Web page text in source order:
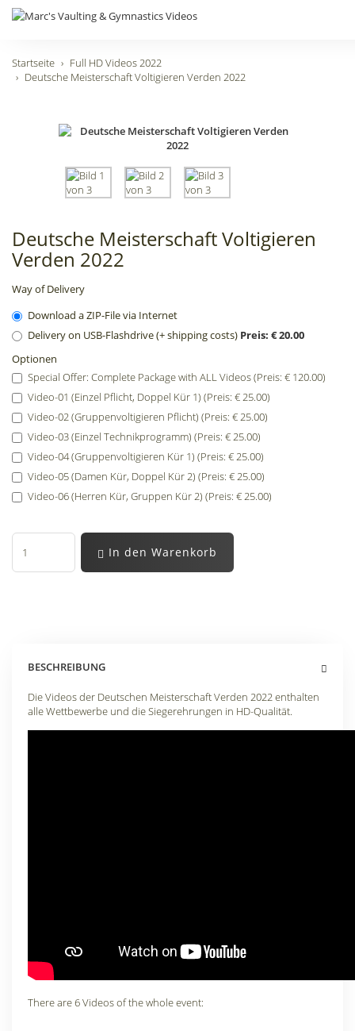
Startseite
Full HD Videos 2022
Deutsche Meisterschaft Voltigieren Verden 2022
Deutsche Meisterschaft Voltigieren
Verden 2022
Way of Delivery
Download a ZIP-File via Internet
Delivery on USB-Flashdrive (+ shipping costs) Preis: € 20.00
Optionen
Special Offer: Complete Package with ALL Videos (Preis: € 120.00)
Video-01 (Einzel Pflicht, Doppel Kür 1) (Preis: € 25.00)
Video-02 (Gruppenvoltigieren Pflicht) (Preis: € 25.00)
Video-03 (Einzel Technikprogramm) (Preis: € 25.00)
Video-04 (Gruppenvoltigieren Kür 1) (Preis: € 25.00)
Video-05 (Damen Kür, Doppel Kür 2) (Preis: € 25.00)
Video-06 (Herren Kür, Gruppen Kür 2) (Preis: € 25.00)
In den Warenkorb
BESCHREIBUNG
Die Videos der Deutschen Meisterschaft Verden 2022 enthalten
alle Wettbewerbe und die Siegerehrungen in HD-Qualität.
There are 6 Videos of the whole event: